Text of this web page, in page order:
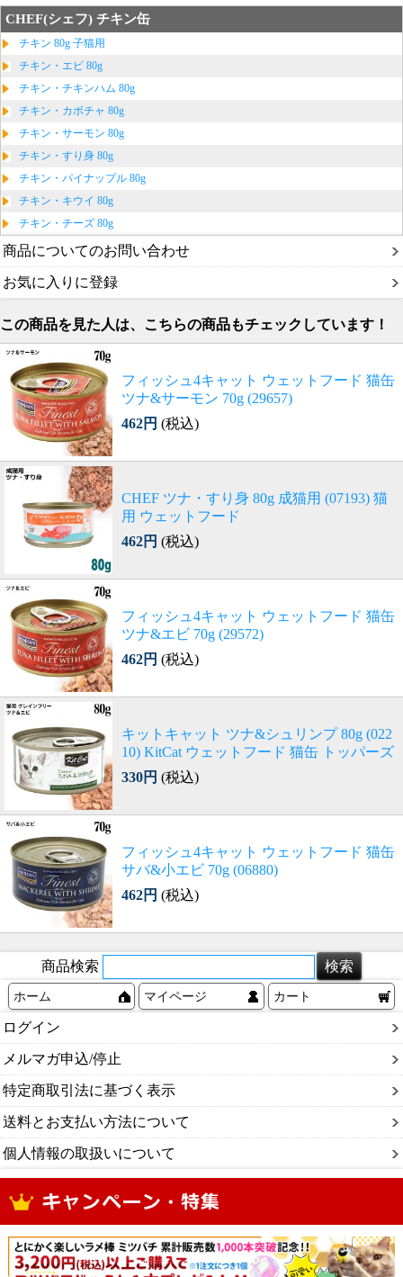
CHEF(シェフ) チキン缶
チキン 80g 子猫用
チキン・エビ 80g
チキン・チキンハム 80g
チキン・カボチャ 80g
チキン・サーモン 80g
チキン・すり身 80g
チキン・パイナップル 80g
チキン・キウイ 80g
チキン・チーズ 80g
商品についてのお問い合わせ
お気に入りに登録
この商品を見た人は、こちらの商品もチェックしています！
フィッシュ4キャット ウェットフード 猫缶
ツナ&サーモン 70g (29657)
462円 (税込)
CHEF ツナ・すり身 80g 成猫用 (07193) 猫
用 ウェットフード
462円 (税込)
フィッシュ4キャット ウェットフード 猫缶
ツナ&エビ 70g (29572)
462円 (税込)
キットキャット ツナ&シュリンプ 80g (022
10) KitCat ウェットフード 猫缶 トッパーズ
330円 (税込)
フィッシュ4キャット ウェットフード 猫缶
サバ&小エビ 70g (06880)
462円 (税込)
商品検索
ホーム マイページ カート
ログイン
メルマガ申込/停止
特定商取引法に基づく表示
送料とお支払い方法について
個人情報の取扱いについて